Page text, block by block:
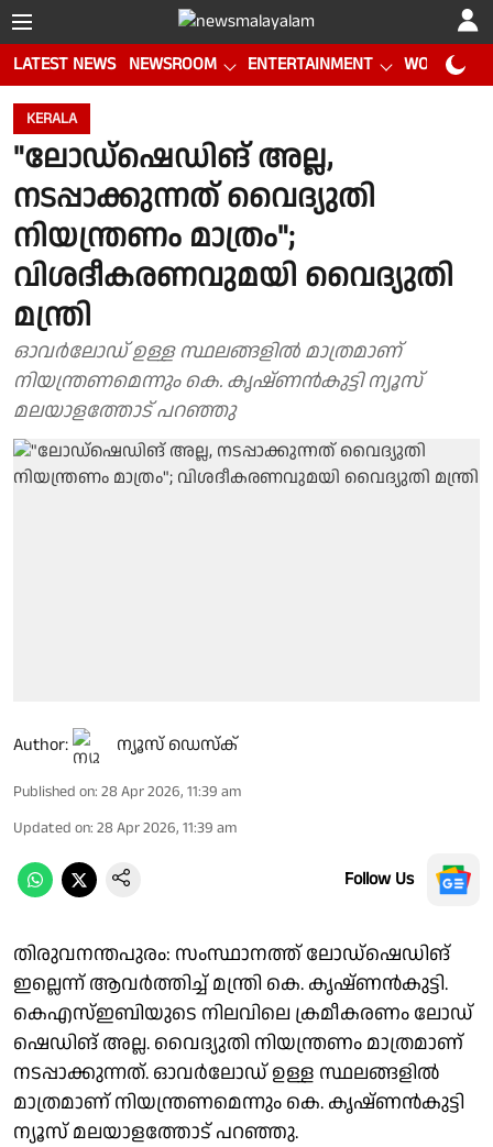
LATEST NEWS NEWSROOM ENTERTAINMENT WORLD CUP
KERALA
"ലോഡ്ഷെഡിങ് അല്ല,
നടപ്പാക്കുന്നത് വൈദ്യുതി
നിയന്ത്രണം മാത്രം";
വിശദീകരണവുമയി വൈദ്യുതി
മന്ത്രി
ഓവർലോഡ് ഉള്ള സ്ഥലങ്ങളിൽ മാത്രമാണ്
നിയന്ത്രണമെന്നും കെ. കൃഷ്ണൻകുട്ടി ന്യൂസ്
മലയാളത്തോട് പറഞ്ഞു
Author: ന്യൂസ് ഡെസ്ക്
Published on: 28 Apr 2026, 11:39 am
Updated on: 28 Apr 2026, 11:39 am
Follow Us
തിരുവനന്തപുരം: സംസ്ഥാനത്ത് ലോഡ്ഷെഡിങ്
ഇല്ലെന്ന് ആവർത്തിച്ച് മന്ത്രി കെ. കൃഷ്ണൻകുട്ടി.
കെഎസ്ഇബിയുടെ നിലവിലെ ക്രമീകരണം ലോഡ്
ഷെഡിങ് അല്ല. വൈദ്യുതി നിയന്ത്രണം മാത്രമാണ്
നടപ്പാക്കുന്നത്. ഓവർലോഡ് ഉള്ള സ്ഥലങ്ങളിൽ
മാത്രമാണ് നിയന്ത്രണമെന്നും കെ. കൃഷ്ണൻകുട്ടി
ന്യൂസ് മലയാളത്തോട് പറഞ്ഞു.